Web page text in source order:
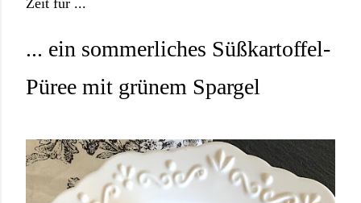
... ein sommerliches Süßkartoffel-
Püree mit grünem Spargel